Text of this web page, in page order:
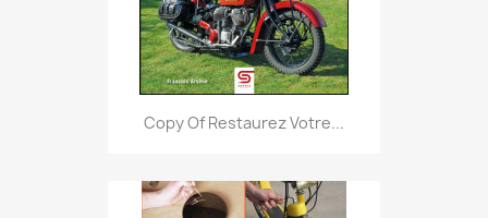
Copy Of Restaurez Votre...